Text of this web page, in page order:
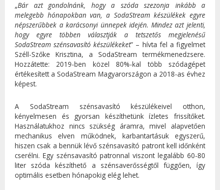
„Bár azt gondolnánk, hogy a szóda szezonja inkább a
melegebb hónapokban van, a SodaStream készülékek egyre
népszerűbbek a karácsonyi ünnepek idején. Mindez azt jelenti,
hogy egyre többen választják a tetszetős megjelenésű
SodaStream szénsavasító készülékeket” – hívta fel a figyelmet
Széll-Szőke Krisztina, a SodaStream termékmenedzsere.
Hozzátette: 2019-ben közel 80%-kal több szódagépet
értékesített a SodaStream Magyarországon a 2018-as évhez
képest.
A SodaStream szénsavasító készülékeivel otthon,
kényelmesen és gyorsan készíthetünk ízletes frissítőket.
Használatukhoz nincs szükség áramra, mivel alapvetően
mechanikus elven működnek, karbantartásuk egyszerű,
hiszen csak a bennük lévő szénsavasító patront kell időnként
cserélni. Egy szénsavasító patronnal viszont legalább 60-80
liter szóda készíthető a szénsaverősségtől függően, így
optimális esetben hónapokig elég lehet.